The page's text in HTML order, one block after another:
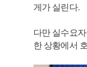
게가 실린다.
다만 실수요
한 상황에서